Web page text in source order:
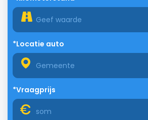
*Locatie auto
*Vraagprijs